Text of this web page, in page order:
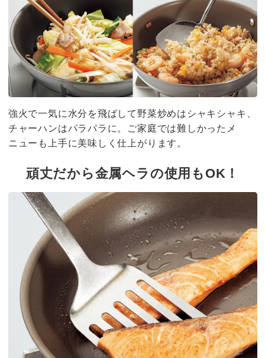
強火で一気に水分を飛ばして野菜炒めはシャキシャキ、
チャーハンはパラパラに。ご家庭では難しかったメ
ニューも上手に美味しく仕上がります。
頑丈だから金属ヘラの使用もOK！